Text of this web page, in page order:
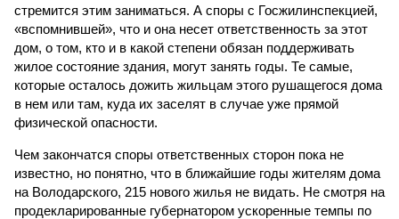
стремится этим заниматься. А споры с Госжилинспекцией,
«вспомнившей», что и она несет ответственность за этот
дом, о том, кто и в какой степени обязан поддерживать
жилое состояние здания, могут занять годы. Те самые,
которые осталось дожить жильцам этого рушащегося дома
в нем или там, куда их заселят в случае уже прямой
физической опасности.
Чем закончатся споры ответственных сторон пока не
известно, но понятно, что в ближайшие годы жителям дома
на Володарского, 215 нового жилья не видать. Не смотря на
продекларированные губернатором ускоренные темпы по